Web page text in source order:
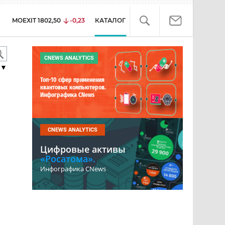
MOEXIT 1802,50 -0,23 КАТАЛОГ
CNEWS ANALYTICS
Топ-10 сфер применения
квантовых компьютеров.
Инфографика CNews
CNEWS ANALYTICS
Цифровые активы
«Росатома».
Инфографика CNews